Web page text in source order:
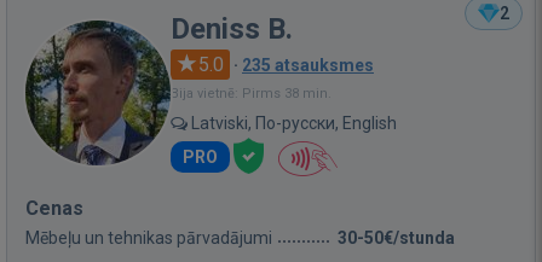
2
Deniss B.
5.0 · 235 atsauksmes
Bija vietnē: Pirms 38 min.
Latviski, По-русски, English
PRO
Cenas
Mēbeļu un tehnikas pārvadājumi 30-50€/stunda